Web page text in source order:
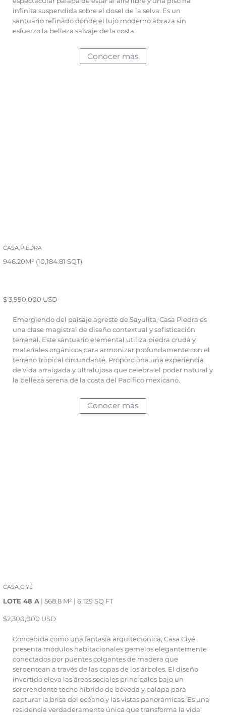
infinita suspendida sobre el dosel de la selva. Es un
santuario refinado donde el lujo moderno abraza sin
esfuerzo la belleza salvaje de la costa.
Conocer más
CASA PIEDRA
946.20M² (10,184.81 SQT)
$ 3,990,000 USD
Emergiendo del paisaje agreste de Sayulita, Casa Piedra es
una clase magistral de diseño contextual y sofisticación
terrenal. Este santuario elemental utiliza piedra cruda y
materiales orgánicos para armonizar profundamente con el
terreno tropical circundante. Proporciona una experiencia
de vida arraigada y ultralujosa que celebra el poder natural y
la belleza serena de la costa del Pacífico mexicano.
Conocer más
CASA CIYÉ
LOTE 48 A| 568.8 M² | 6,129 SQ FT
$2,300,000 USD
Concebida como una fantasía arquitectónica, Casa Ciyé
presenta módulos habitacionales gemelos elegantemente
conectados por puentes colgantes de madera que
serpentean a través de las copas de los árboles. El diseño
invertido eleva las áreas sociales principales bajo un
sorprendente techo híbrido de bóveda y palapa para
capturar la brisa del océano y las vistas panorámicas. Es una
residencia verdaderamente única que transforma la vida